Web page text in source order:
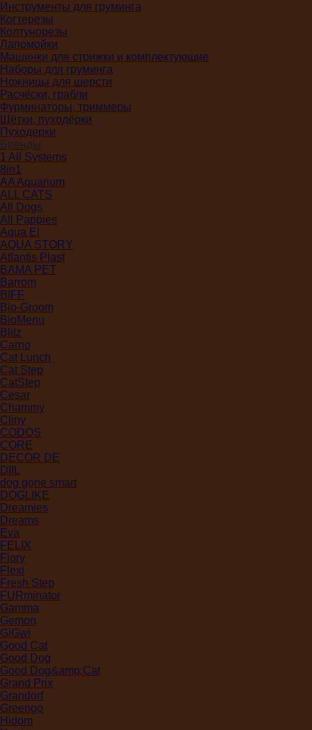
Инструменты для груминга
Когтерезы
Колтунорезы
Лапомойки
Машинки для стрижки и комплектующие
Наборы для груминга
Ножницы для шерсти
Расчёски, грабли
Фурминаторы, триммеры
Щётки, пуходёрки
Пуходерки
Бренды
1 All Systems
8in1
AA Aquarium
ALL CATS
All Dogs
All Pappies
Aqua El
AQUA STORY
Atlantis Plast
BAMA PET
Barrom
BIFF
Bio-Groom
BioMenu
Blitz
Carno
Cat Lunch
Cat Step
CatStep
Cesar
Chammy
Cliny
CODOS
CORE
DECOR DE
DIIL
dog gone smart
DOGLIKE
Dreamies
Dreams
Eva
FELIX
Fiory
Flexi
Fresh Step
FURminator
Gamma
Gemon
GiGwi
Good Cat
Good Dog
Good Dog&amp;Cat
Grand Prix
Grandorf
Greengo
Hidom